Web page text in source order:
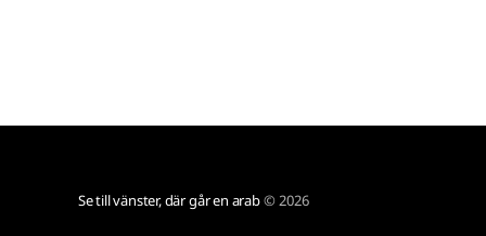
Se till vänster, där går en arab© 2026